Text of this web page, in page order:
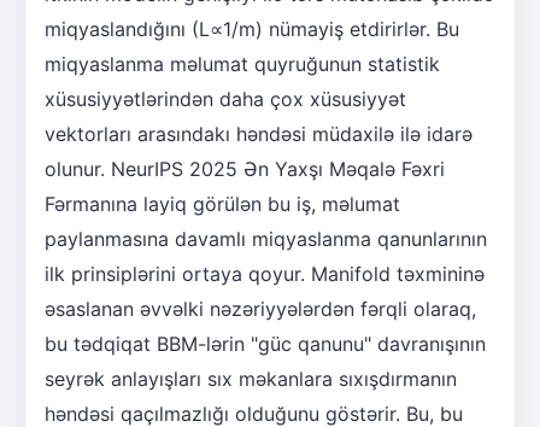
miqyaslandığını (L∝1/m) nümayiş etdirirlər. Bu
miqyaslanma məlumat quyruğunun statistik
xüsusiyyətlərindən daha çox xüsusiyyət
vektorları arasındakı həndəsi müdaxilə ilə idarə
olunur. NeurIPS 2025 Ən Yaxşı Məqalə Fəxri
Fərmanına layiq görülən bu iş, məlumat
paylanmasına davamlı miqyaslanma qanunlarının
ilk prinsiplərini ortaya qoyur. Manifold təxmininə
əsaslanan əvvəlki nəzəriyyələrdən fərqli olaraq,
bu tədqiqat BBM-lərin "güc qanunu" davranışının
seyrək anlayışları sıx məkanlara sıxışdırmanın
həndəsi qaçılmazlığı olduğunu göstərir. Bu, bu